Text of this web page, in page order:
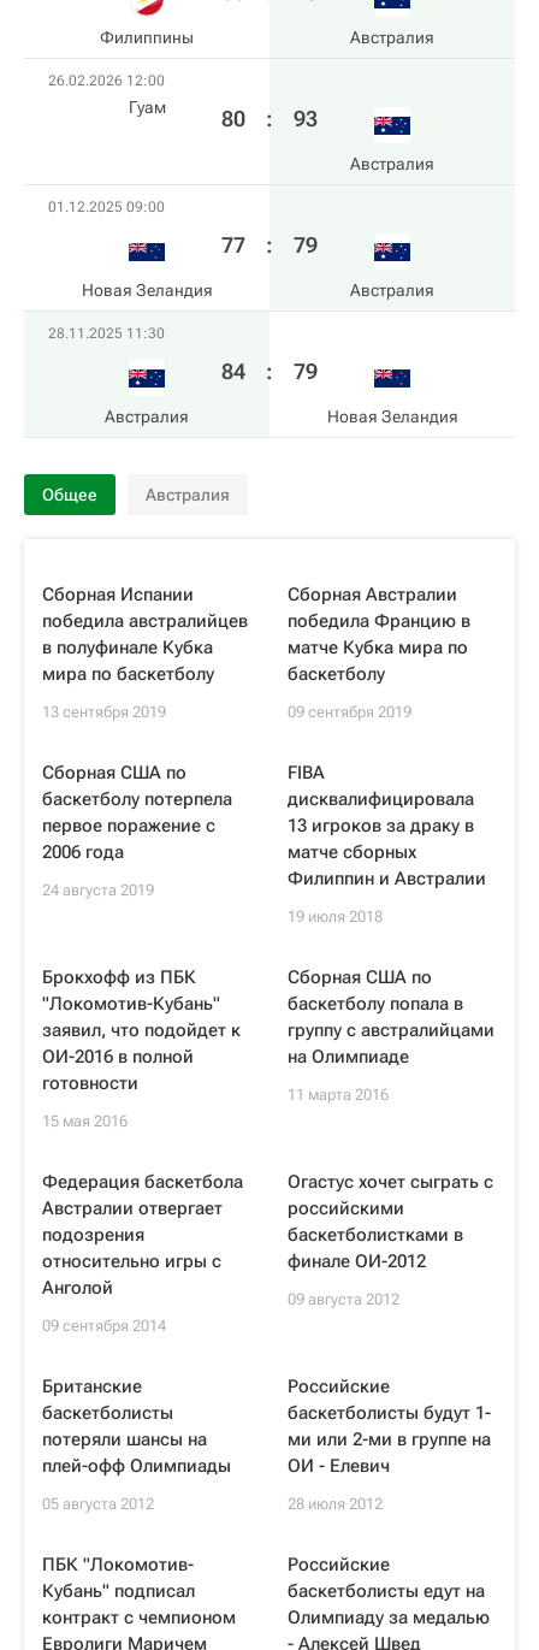
Филиппины Австралия
26.02.2026 12:00
Гуам 80 : 93
Австралия
01.12.2025 09:00
Новая Зеландия
77 : 79
Австралия
28.11.2025 11:30
Австралия
84 : 79
Новая Зеландия
Общее Австралия
Сборная Испании
победила австралийцев
в полуфинале Кубка
мира по баскетболу
13 сентября 2019
Сборная Австралии
победила Францию в
матче Кубка мира по
баскетболу
09 сентября 2019
Сборная США по
баскетболу потерпела
первое поражение с
2006 года
24 августа 2019
FIBA
дисквалифицировала
13 игроков за драку в
матче сборных
Филиппин и Австралии
19 июля 2018
Брокхофф из ПБК
"Локомотив-Кубань"
заявил, что подойдет к
ОИ-2016 в полной
готовности
15 мая 2016
Сборная США по
баскетболу попала в
группу с австралийцами
на Олимпиаде
11 марта 2016
Федерация баскетбола
Австралии отвергает
подозрения
относительно игры с
Анголой
09 сентября 2014
Огастус хочет сыграть с
российскими
баскетболистками в
финале ОИ-2012
09 августа 2012
Британские
баскетболисты
потеряли шансы на
плей-офф Олимпиады
05 августа 2012
Российские
баскетболисты будут 1-
ми или 2-ми в группе на
ОИ - Елевич
28 июля 2012
ПБК "Локомотив-
Кубань" подписал
контракт с чемпионом
Евролиги Маричем
Российские
баскетболисты едут на
Олимпиаду за медалью
- Алексей Швед